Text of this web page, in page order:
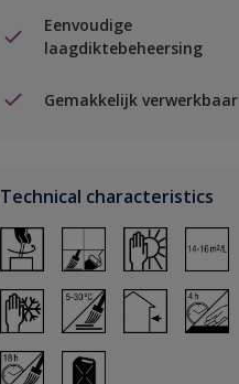
Eenvoudige
laagdiktebeheersing
Gemakkelijk verwerkbaar
Technical characteristics